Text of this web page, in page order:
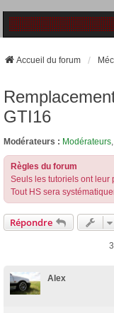
Accueil du forum
GTI16
Modérateurs : Modérateurs,
Règles du forum
Seuls les tutoriels ont leur
Tout HS sera
Répondre
Alex